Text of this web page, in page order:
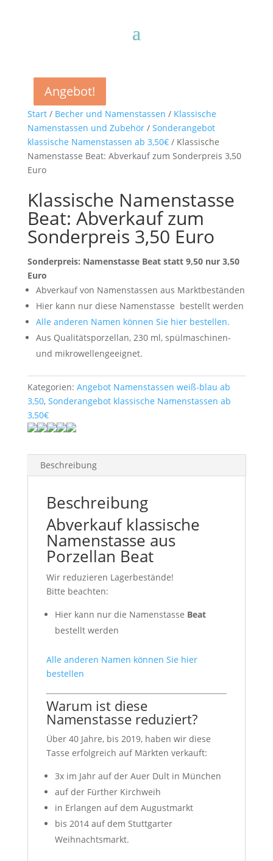
Start/ Becher und Namenstassen / Klassische
Namenstassen und Zubehör/ Sonderangebot
klassische Namenstassen ab 3,50€/ Klassische
Namenstasse Beat: Abverkauf zum Sonderpreis 3,50
Euro
Angebot!
Klassische Namenstasse
Beat: Abverkauf zum
Sonderpreis 3,50 Euro
Sonderpreis: Namenstasse Beat statt 9,50 nur 3,50
Euro
Abverkauf von Namenstassen aus Marktbeständen
Hier kann nur diese Namenstasse bestellt werden
Alle anderen Namen können Sie hier bestellen.
Aus Qualitätsporzellan, 230 ml, spülmaschinen-
und mikrowellengeeignet.
Kategorien: Angebot Namenstassen weiß-blau ab
3,50, Sonderangebot klassische Namenstassen ab
3,50€
Beschreibung
Beschreibung
Abverkauf klassische
Namenstasse aus
Porzellan Beat
Wir reduzieren Lagerbestände!
Bitte beachten:
Hier kann nur die Namenstasse Beat
bestellt werden
Alle anderen Namen können Sie hier
bestellen
Warum ist diese
Namenstasse reduziert?
Über 40 Jahre, bis 2019, haben wir diese
Tasse erfolgreich auf Märkten verkauft:
3x im Jahr auf der Auer Dult in München
auf der Fürther Kirchweih
in Erlangen auf dem Augustmarkt
bis 2014 auf dem Stuttgarter
Weihnachtsmarkt.
Angebot!
Angebot!
Angebot!